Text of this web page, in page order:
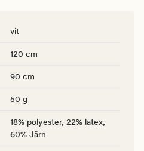
vit
120 cm
90 cm
50 g
18% polyester, 22% latex,
60% Järn